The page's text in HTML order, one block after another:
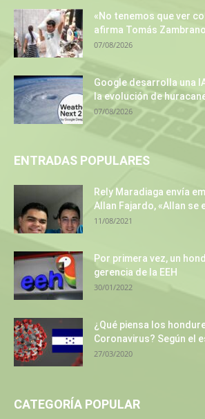
«No tenemos que ver
afirma Tomás
07/08/2026
Google desarrolla una
la evolución de
07/08/2026
ENTRADAS POPULARES
Rely Maradiaga envía
Allan Fajardo, «Allan se
11/08/2021
Por primera vez, un
gerencia de la EEH
30/01/2022
¿Qué piensa los
Coronavirus? Según el
27/03/2020
CATEGORÍA POPULAR